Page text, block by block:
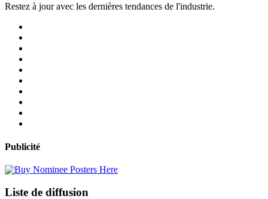
Restez à jour avec les dernières tendances de l'industrie.
Publicité
Liste de diffusion